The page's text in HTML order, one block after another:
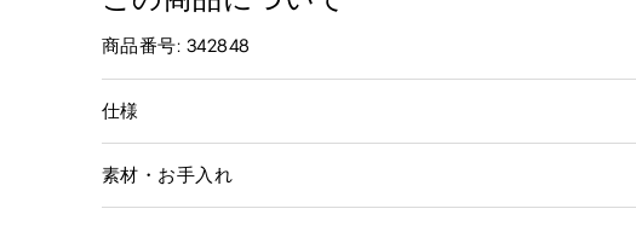
商品番号: 342848
仕様
素材・お手入れ